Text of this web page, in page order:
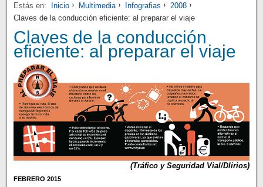
Estás en: Inicio Multimedia Infografias
2008
Claves de la conducción eficiente: al preparar el viaje
Claves de la conducción
eficiente: al preparar el viaje
(Tráfico y Seguridad Vial/Dlirios)
FEBRERO 2015